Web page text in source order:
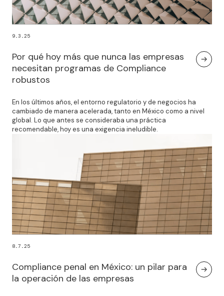
9.3.25
Por qué hoy más que nunca las empresas
necesitan programas de Compliance
robustos
En los últimos años, el entorno regulatorio y de negocios ha
cambiado de manera acelerada, tanto en México como a nivel
global. Lo que antes se consideraba una práctica
recomendable, hoy es una exigencia ineludible.
8.7.25
Compliance penal en México: un pilar para
la operación de las empresas